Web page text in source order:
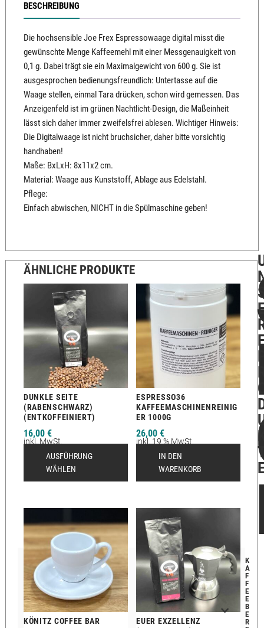
BESCHREIBUNG
Die hochsensible Joe Frex Espressowaage digital misst die
gewünschte Menge Kaffeemehl mit einer Messgenauigkeit von
0,1 g. Dabei trägt sie ein Maximalgewicht von 600 g. Sie ist
ausgesprochen bedienungsfreundlich: Untertasse auf die
Waage stellen, einmal Tara drücken, schon wird gemessen. Das
Anzeigenfeld ist im grünen Nachtlicht-Design, die Maßeinheit
lässt sich daher immer zweifelsfrei ablesen. Wichtiger Hinweis:
Die Digitalwaage ist nicht bruchsicher, daher bitte vorsichtig
handhaben!
Maße: BxLxH: 8x11x2 cm.
Material: Waage aus Kunststoff, Ablage aus Edelstahl.
Pflege:
Einfach abwischen, NICHT in die Spülmaschine geben!
ÄHNLICHE PRODUKTE
DUNKLE SEITE
(RABENSCHWARZ)
(ENTKOFFEINIERT)
16,00 €
inkl. MwSt.
Versandkosten
Lieferzeit:2-12 Tage
AUSFÜHRUNG
WÄHLEN
ESPRESSO36
KAFFEEMASCHINENREINIG
ER 1000G
26,00€
inkl. 19 % MwSt.
Versandkosten
Lieferzeit:2 - 12
IN DEN
WARENKORB
KÖNITZ COFFEE BAR
EUER EXZELLENZ
K
A
F
F
E
E
B
E
R